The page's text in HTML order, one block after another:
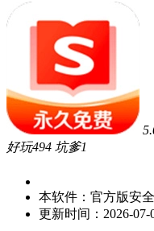
好玩494 坑爹1
本软件： 官方版安全
更新时间： 2026-07-